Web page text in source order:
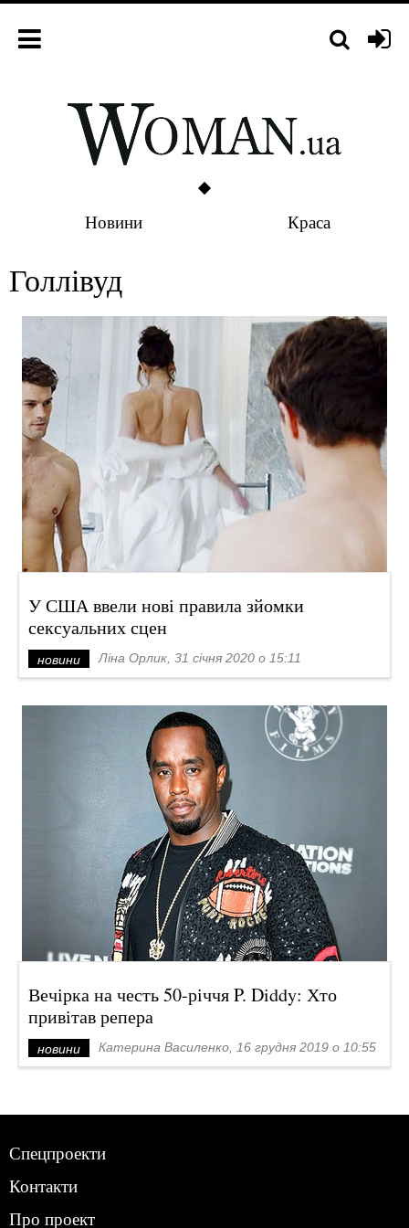
Новини Краса
Голлівуд
У США ввели нові правила зйомки
сексуальних сцен
новини Ліна Орлик, 31 січня 2020 о 15:11
Вечірка на честь 50-річчя P. Diddy: Хто
привітав репера
новини Катерина Василенко, 16 грудня 2019 о 10:55
Спецпроекти
Контакти
Про проект